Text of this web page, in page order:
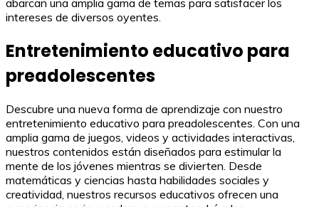
intereses de diversos oyentes.
Entretenimiento educativo para
preadolescentes
Descubre una nueva forma de aprendizaje con nuestro
entretenimiento educativo para preadolescentes. Con una
amplia gama de juegos, videos y actividades interactivas,
nuestros contenidos están diseñados para estimular la
mente de los jóvenes mientras se divierten. Desde
matemáticas y ciencias hasta habilidades sociales y
creatividad, nuestros recursos educativos ofrecen una